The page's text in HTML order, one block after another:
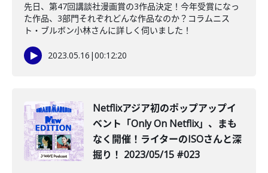
先日、第47回講談社漫画賞の3作品決定！今年受賞になっ
た作品、3部門それぞれどんな作品なのか？コラムニス
ト・ブルボン小林さんに詳しく伺いました！
2023.05.16 |00:12:20
Netflixアジア初のポップアップイ
ベント「Only On Netflix」、まも
なく開催！ライターのISOさんと深
掘り！ 2023/05/15 #023